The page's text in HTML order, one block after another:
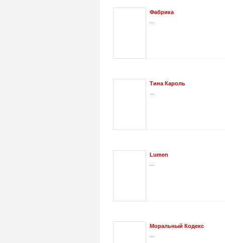
Фабрика
Тина Кароль
Lumen
Моральный Кодекс